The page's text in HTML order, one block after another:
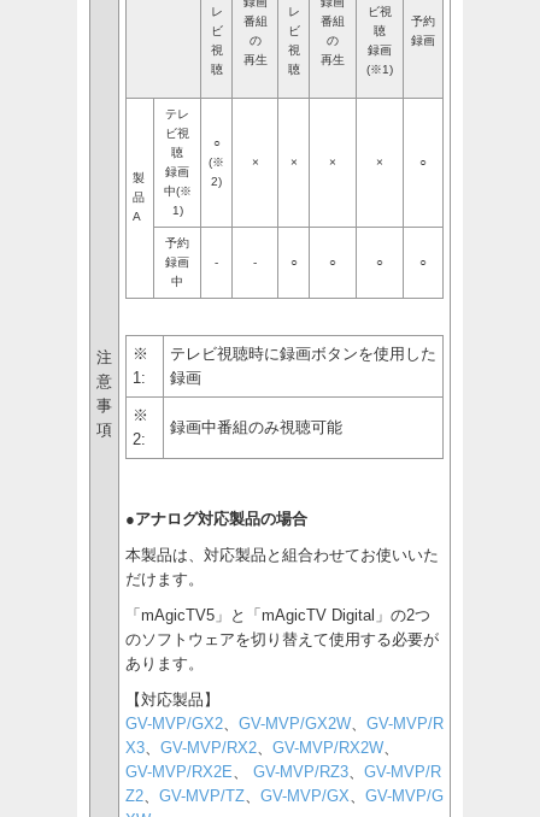
注
意
事
項
レ
ビ
視
聴
番組
の
再生
レ
ビ
視
聴
番組
の
再生
ビ視
聴
録画
(※1)
予約
録画
製
品
A
テレ
ビ視
聴
録画
中(※
1)
○
(※
2)
× × × × ○
予約
録画
中
- - ○ ○ ○ ○
※
1:
テレビ視聴時に録画ボタンを使用した
録画
※
2:
録画中番組のみ視聴可能
●アナログ対応製品の場合
本製品は、対応製品と組合わせてお使いいた
だけます。
「mAgicTV5」と「mAgicTV Digital」の2つ
のソフトウェアを切り替えて使用する必要が
あります。
【対応製品】
GV-MVP/GX2
GV-MVP/GX2W
GV-MVP/R
X3
GV-MVP/RX2 GV-MVP/RX2W
GV-MVP/RX2E
GV-MVP/RZ3
GV-MVP/R
Z2
GV-MVP/TZ GV-MVP/GX
GV-MVP/G